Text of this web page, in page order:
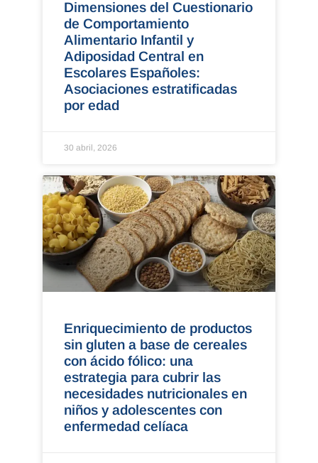
Dimensiones del Cuestionario
de Comportamiento
Alimentario Infantil y
Adiposidad Central en
Escolares Españoles:
Asociaciones estratificadas
por edad
30 abril, 2026
Enriquecimiento de productos
sin gluten a base de cereales
con ácido fólico: una
estrategia para cubrir las
necesidades nutricionales en
niños y adolescentes con
enfermedad celíaca